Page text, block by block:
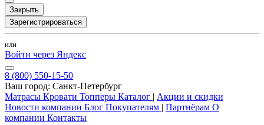
Закрыть
Зарегистрироваться
или
Войти через Яндекс
8 (800) 550-15-50
Ваш город: Санкт-Петербург
Матрасы Кровати Топперы Каталог | Акции и скидки
Новости компании Блог Покупателям | Партнёрам О
компании Контакты